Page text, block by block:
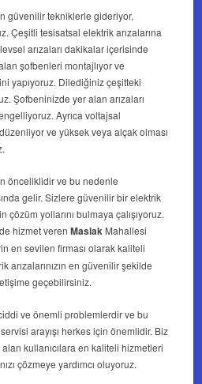
güvenilir tekniklerle gideriyor,
Çeşitli tesisatsal elektrik arızalarına
arızaları dakikalar içerisinde
şofbenleri montajlıyor ve
yapıyoruz. Dilediğiniz çeşitteki
Şofbeninizde yer alan arızaları
Ayrıca voltajsal
ve yüksek veya alçak olması
önceliklidir ve bu nedenle
gelir. Sizlere güvenilir bir elektrik
çözüm yollarını bulmaya çalışıyoruz.
hizmet verenMaslak Mahallesi
en sevilen firması olarak kaliteli
arızalarınızın en güvenilir şekilde
geçebilirsiniz.
ve önemli problemlerdir ve bu
arayışı herkes için önemlidir. Biz
kullanıcılara en kaliteli hizmetleri
çözmeye yardımcı oluyoruz.